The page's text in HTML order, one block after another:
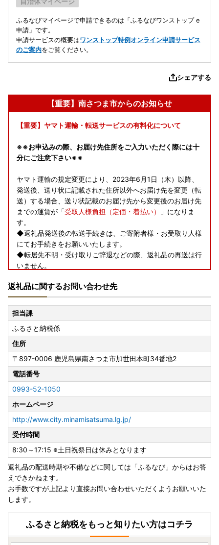
ふるなびマイページで申請できるのは「ふるなびワンストップ e
申請」です。
申請サービスの概要はワンストップ特例オンライン申請サービス
のご案内をご覧ください。
シェアする
【重要】南さつま市からのお知らせ
【重要】ヤマト運輸・転送サービスの有料化について
※※お申込みの際、お届け先住所をご入力いただく際には十
分にご注意下さい※※
ヤマト運輸の規定変更により、2023年6月1日（木）以降、
発送後、送り状に記載された住所以外へお届け先を変更（転
送）する場合、送り状記載のお届け先から変更後のお届け先
までの運賃が「受取人様負担（定価・着払い）
」になりま
す。
◆返礼品発送後の転送手続きは、ご寄附者様・お受取り人様
にてお手続きをお願いいたします。
◆転居先不明・受け取りご辞退などの際、返礼品の再送は行
いません。
ご住所入力には十分にご注意下さい。
◆定期便をお申込みの皆様は、お届け先ご変更の場合、必ず
南さつま市までご連絡下さい。
【住所変更連絡先】
電話番号:0993-52-1050
メールアドレス:contact@furusato-ms.jp
--- 詳細はヤマト運輸HPをご確認ください ---
https://www.yamato-hd.co.jp/important/info_230417_
2.html
返礼品に関するお問い合わせ先
担当課
ふるさと納税係
住所
〒897-0006 鹿児島県南さつま市加世田本町34番地2
電話番号
0993-52-1050
ホームページ
http://www.city.minamisatsuma.lg.jp/
受付時間
8:30～17:15 ※土日祝祭日は休みとなります
返礼品の配送時期や不備などに関しては「ふるなび」からはお答
えできかねます。
お手数ですが上記より直接お問い合わせいただくようお願いいた
します。
ふるさと納税をもっと知りたい方はコチラ